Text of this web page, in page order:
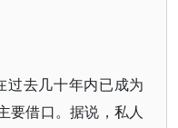
过去几十年内已成为
要借口。据说，私人